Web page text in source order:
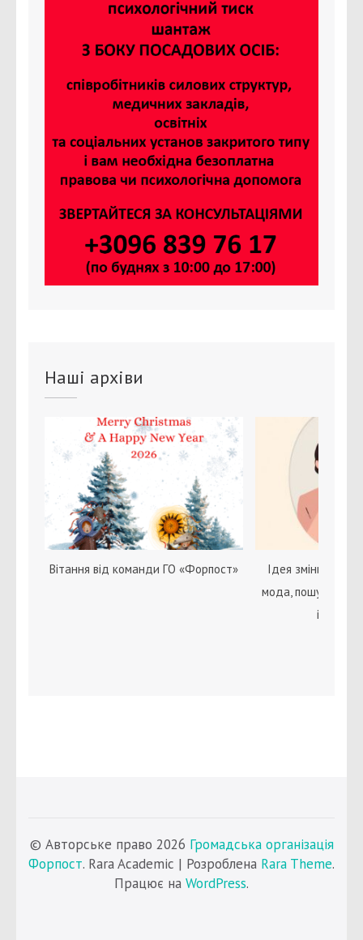
Наші архіви
Вітання від команди ГО «Форпост»
Ідея зміни статі
мода, пошук себе
© Авторське право 2026 Громадська організація
Форпост. Rara Academic | Розроблена Rara Theme.
Працює на WordPress.